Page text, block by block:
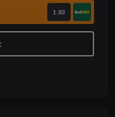
1.83